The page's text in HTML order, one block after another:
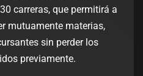
carreras, que permitirá a
mutuamente materias,
sin perder los
previamente.